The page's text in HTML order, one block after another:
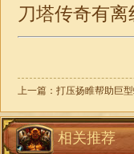
刀塔传奇有离
上一篇： 打压扬睢帮助巨
相关推荐